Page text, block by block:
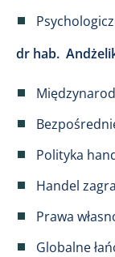
dr hab.
Polityka
Handel
Prawa
Globalne